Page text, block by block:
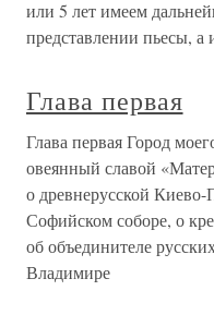
или 5 лет имеем
представлении пьесы, а
Глава первая
Глава первая Город
овеянный славой
о древнерусской
Софийском соборе, о
об объединителе
Владимире